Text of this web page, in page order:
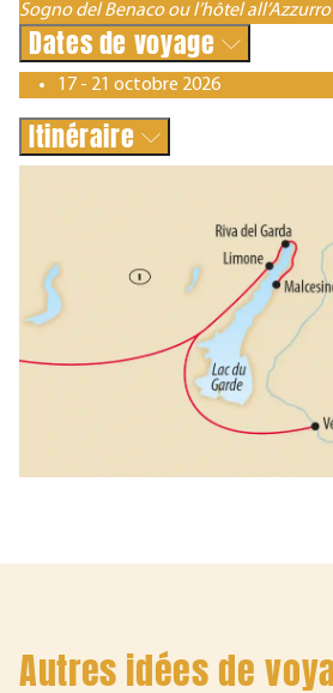
Sogno del Benaco ou l’hôtel all’Azzurro
Dates de voyage
17 - 21 octobre 2026
Itinéraire
Autres idées de